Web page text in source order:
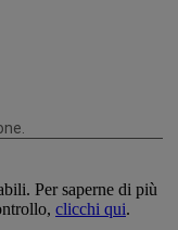
Per saperne di più
clicchi qui.